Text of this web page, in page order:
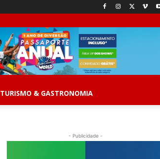
TURISMO & GASTRONOMIA
- Publicidade -